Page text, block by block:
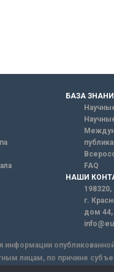
БАЗА
FAQ
НАШИ
г.
дом
информации
лицам, по причине